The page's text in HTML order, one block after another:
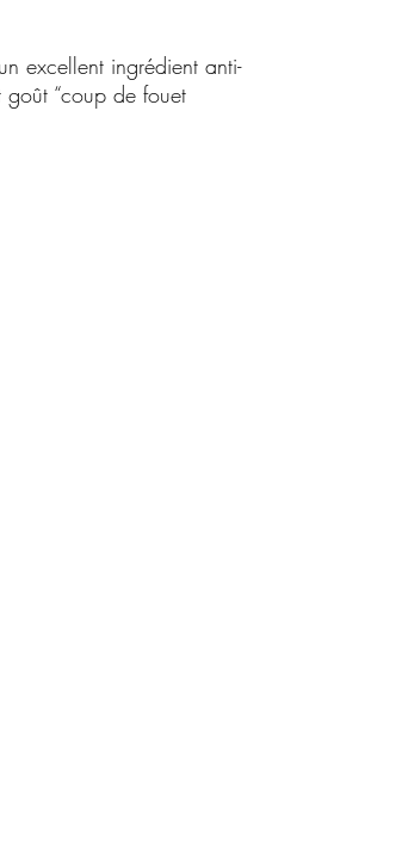
excellent ingrédient anti-
“coup de fouet